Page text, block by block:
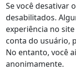
Se você desativar
desabilitados.
experiência no
conta do usuário,
No entanto, você
anonimamente.